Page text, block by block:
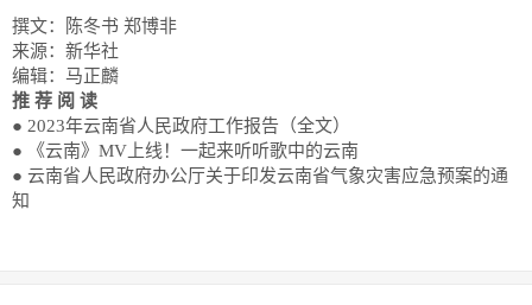
撰文：陈冬书 郑博非
来源：新华社
编辑：马正麟
推 荐 阅 读
● 2023年云南省人民政府工作报告（全文）
● 《云南》MV上线！一起来听听歌中的云南
● 云南省人民政府办公厅关于印发云南省气象灾害应急预案的通
知